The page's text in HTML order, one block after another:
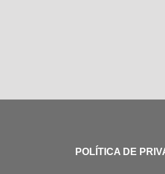
POLÍTICA DE